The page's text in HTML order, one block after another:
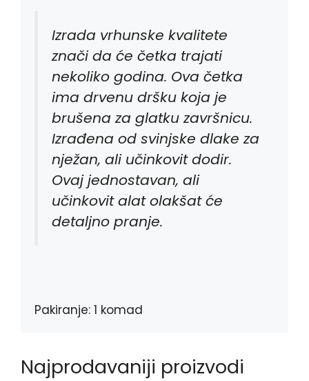
r
Izrada vrhunske kvalitete
znači da će četka trajati
nekoliko godina. Ova četka
ima drvenu dršku koja je
brušena za glatku završnicu.
Izrađena od svinjske dlake za
nježan, ali učinkovit dodir.
Ovaj jednostavan, ali
učinkovit alat olakšat će
detaljno pranje.
Pakiranje: 1 komad
Najprodavaniji proizvodi